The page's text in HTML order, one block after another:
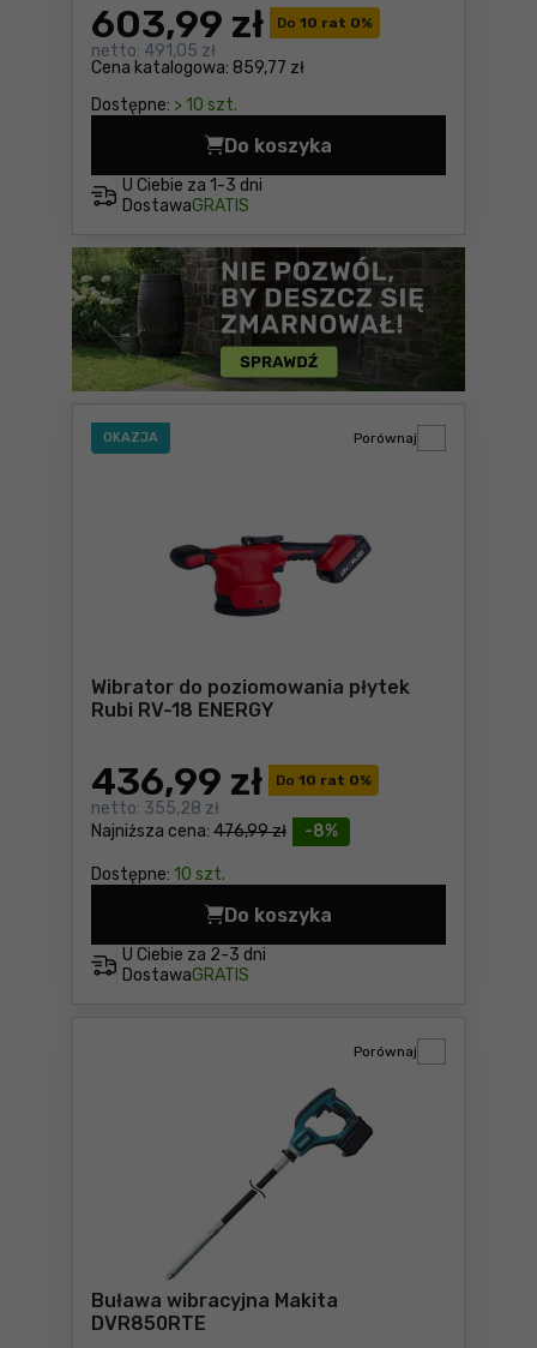
Do 10 rat 0%
Cena katalogowa: 859,77 zł
603,99 zł
netto: 491,05 zł
Dostępne: > 10 szt.
U Ciebie za 1-3 dni
DostawaGRATIS
Do koszyka
Wibrator do betonu Dedra
OKAZJA
Wibrator do poziomowania płytek
Rubi RV-18 ENERGY
Do 10 rat 0%
-8%
Najniższa cena: 476,99 zł
436,99 zł
netto: 355,28 zł
Dostępne: 10 szt.
Porównaj
U Ciebie za 2-3 dni
DostawaGRATIS
Do koszyka
Wibrator do poziomowania
Buława wibracyjna Makita
DVR850RTE
Porównaj